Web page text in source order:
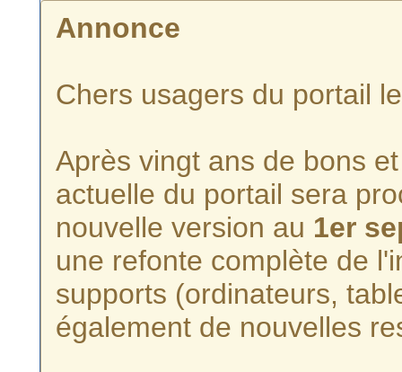
Annonce
Chers usagers du portail
Après vingt ans de bons
actuelle du portail sera
nouvelle version au 1er
une refonte complète de
supports (ordinateurs,
également de nouvelles